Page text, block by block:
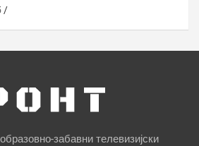
забавни телевизијски